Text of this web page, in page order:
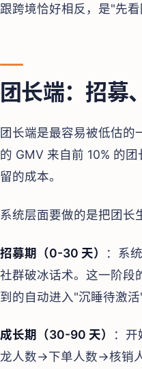
跟跨境恰好相反，是"先看
团长端：招募
团长端是最容易被低估的
的 GMV 来自前 10% 的
留的成本。
系统层面要做的是把团长
招募期（0-30 天）
：系
社群破冰话术。这一阶段
到的自动进入"沉睡待激活
成长期（30-90 天）
：
龙人数→下单人数→核销